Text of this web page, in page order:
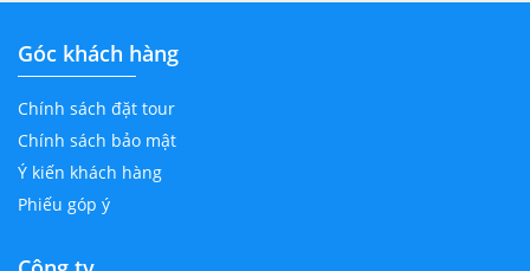
Góc khách hàng
Chính sách đặt tour
Chính sách bảo mật
Ý kiến khách hàng
Phiếu góp ý